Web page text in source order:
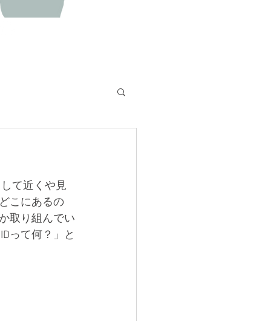
て近くや見
こにあるの
取り組んでい
って何？」と